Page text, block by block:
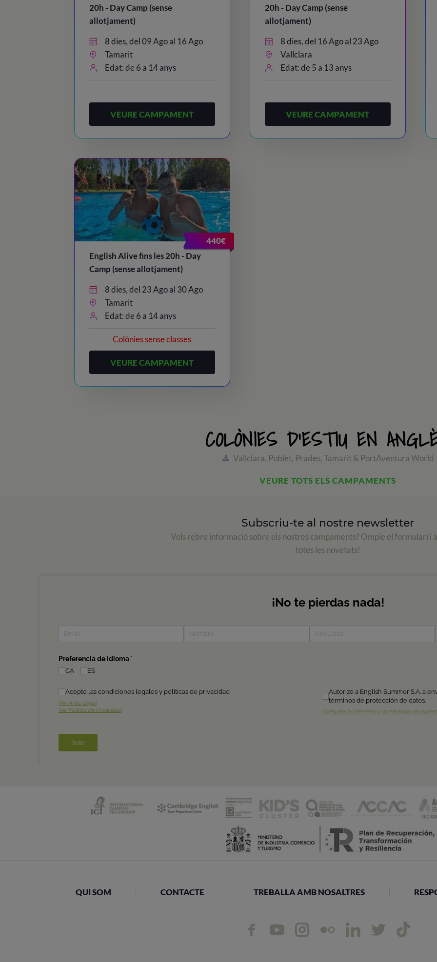
20h - Day Camp (sense
allotjament)
8 dies, del 09 Ago al 16 Ago
Tamarit
Edat: de 6 a 14 anys
VEURE CAMPAMENT
20h - Day Camp (sense
allotjament)
8 dies, del 16 Ago al 23 Ago
Vallclara
Edat: de 5 a 13 anys
VEURE CAMPAMENT
440€
English Alive fins les 20h - Day
Camp (sense allotjament)
8 dies, del 23 Ago al 30 Ago
Tamarit
Edat: de 6 a 14 anys
Colònies sense classes
VEURE CAMPAMENT
COLÒNIES D'ESTIU EN
Vallclara, Poblet, Prades, Tamarit & PortAventura World
VEURE TOTS ELS CAMPAMENTS
Subscriu-te al nostre newsletter
Vols rebre informació sobre els nostres campaments? Omple el formulari i
totes les novetats!
QUI SOM CONTACTE TREBALLA AMB NOSALTRES